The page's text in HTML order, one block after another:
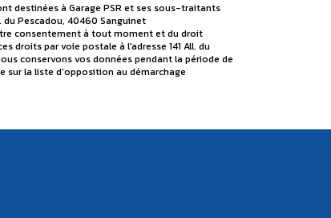
destinées à Garage PSR et ses sous-traitants
du Pescadou, 40460 Sanguinet
consentement à tout moment et du droit
droits par voie postale à l'adresse 141 All. du
conservons vos données pendant la période de
sur la liste d'opposition au démarchage